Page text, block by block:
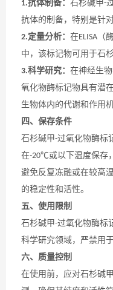
1.抗体制备： 石杉碱甲-
抗体的制备，特别是针
2.定量分析： 在ELISA （
中，该标记物可用于石
3.科学研究： 在神经生
氧化物酶标记物具有潜
生物体内的代谢和作用机
四、保存条件
石杉碱甲-过氧化物酶标
在-20℃或以下温度保存
避免反复冻融或在较高
的稳定性和活性。
五、使用限制
石杉碱甲-过氧化物酶标
科学研究领域，严禁用
六、质量控制
在使用前，应对石杉碱甲